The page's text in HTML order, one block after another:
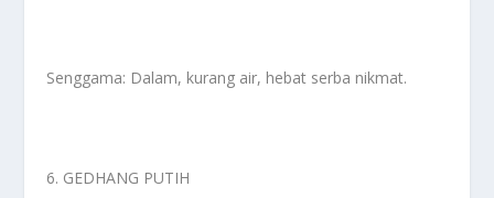
Senggama: Dalam, kurang air, hebat serba nikmat.
6. GEDHANG PUTIH